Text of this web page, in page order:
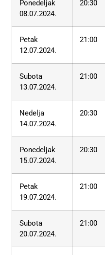
Ponedeljak
08.07.2024.
20:30
Petak
12.07.2024.
21:00
Subota
13.07.2024.
21:00
Nedelja
14.07.2024.
20:30
Ponedeljak
15.07.2024.
20:30
Petak
19.07.2024.
21:00
Subota
20.07.2024.
21:00